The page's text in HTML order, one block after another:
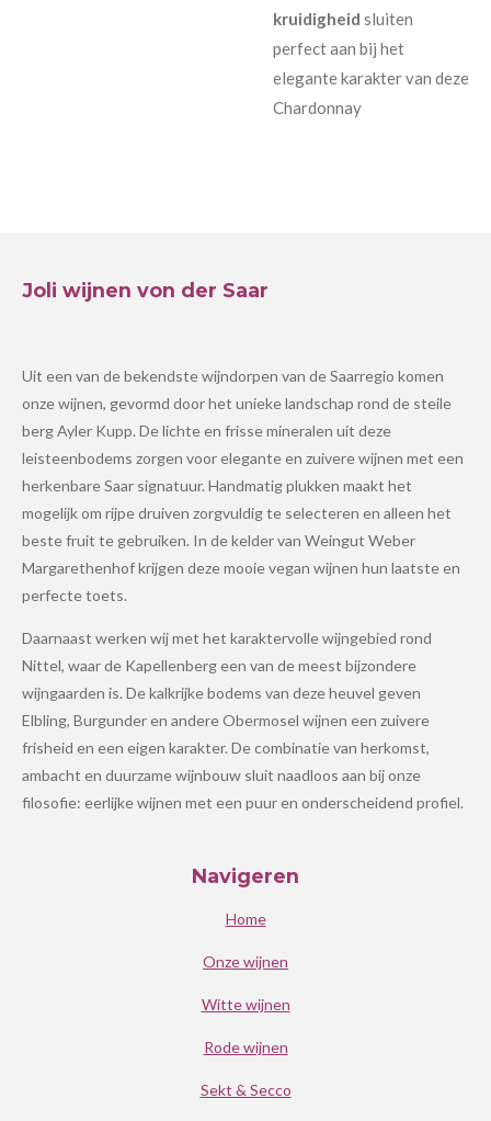
kruidigheid sluiten
perfect aan bij het
elegante karakter van deze
Chardonnay
Joli wijnen von der Saar
Uit een van de bekendste wijndorpen van de Saarregio komen
onze wijnen, gevormd door het unieke landschap rond de steile
berg Ayler Kupp. De lichte en frisse mineralen uit deze
leisteenbodems zorgen voor elegante en zuivere wijnen met een
herkenbare Saar signatuur. Handmatig plukken maakt het
mogelijk om rijpe druiven zorgvuldig te selecteren en alleen het
beste fruit te gebruiken. In de kelder van Weingut Weber
Margarethenhof krijgen deze mooie vegan wijnen hun laatste en
perfecte toets.
Daarnaast werken wij met het karaktervolle wijngebied rond
Nittel, waar de Kapellenberg een van de meest bijzondere
wijngaarden is. De kalkrijke bodems van deze heuvel geven
Elbling, Burgunder en andere Obermosel wijnen een zuivere
frisheid en een eigen karakter. De combinatie van herkomst,
ambacht en duurzame wijnbouw sluit naadloos aan bij onze
filosofie: eerlijke wijnen met een puur en onderscheidend profiel.
Navigeren
Home
Onze wijnen
Witte wijnen
Rode wijnen
Sekt & Secco